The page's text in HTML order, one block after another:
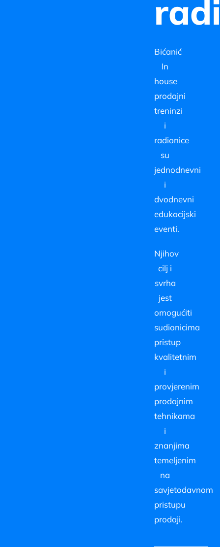
Bićanić
In
house
prodajni
treninzi
i
radionice
su
jednodnevni
i
dvodnevni
edukacijski
eventi.
Njihov
cilj i
svrha
jest
omogućiti
sudionicima
pristup
kvalitetnim
i
provjerenim
prodajnim
tehnikama
i
znanjima
temeljenim
na
savjetodavnom
pristupu
prodaji.